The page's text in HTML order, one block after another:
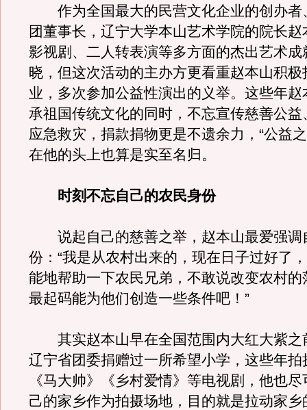
作为全国最大的民营文化企业的创办者
团董事长，辽宁大学本山艺术学院的院长
影视剧、二人转表演等多方面的杰出艺术成
晓，但这次活动的主办方更看重赵本山积极
业，多次参加公益性演出的义举。这些年赵
承祖国传统文化的同时，不忘宣传慈善公益
应急救灾，捐款捐物更是不遗余力，“公益
在他的头上也算是实至名归。
时刻不忘自己的农民身份
说起自己的慈善之举，赵本山最爱强调
份：“我是从农村出来的，现在日子过好了
能地帮助一下农民兄弟，不敢说改变农村的
最起码能为他们创造一些条件吧！”
其实赵本山早在全国范围内大红大紫之
辽宁省团委捐赠过一所希望小学，这些年拍
《马大帅》《乡村爱情》等电视剧，他也
己的家乡作为拍摄场地，目的就是拉动家乡